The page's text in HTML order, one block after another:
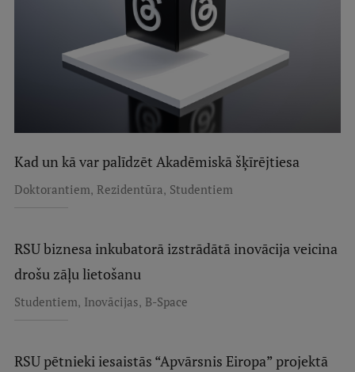
Kad un kā var palīdzēt Akadēmiskā šķīrējtiesa
Doktorantiem, Rezidentūra, Studentiem
RSU biznesa inkubatorā izstrādātā inovācija veicina
drošu zāļu lietošanu
Studentiem, Inovācijas, B-Space
RSU pētnieki iesaistās “Apvārsnis Eiropa” projektā